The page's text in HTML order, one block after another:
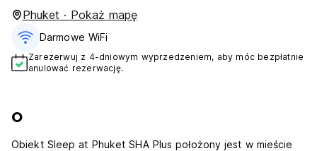
Phuket · Pokaż mapę
Darmowe WiFi
Zarezerwuj z 4-dniowym wyprzedzeniem, aby móc bezpłatnie
anulować rezerwację.
O
Obiekt Sleep at Phuket SHA Plus położony jest w mieście